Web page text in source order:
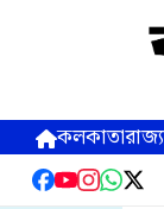
কলকাতারাজ্য